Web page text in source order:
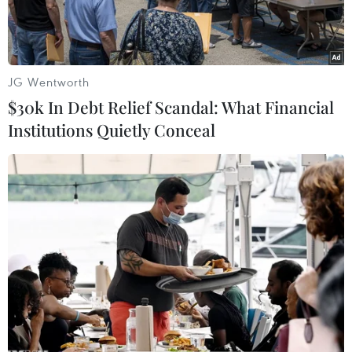
Bị cáo Hoa tại phiên tòa. (Ảnh: Đậu Tất Thành/TTXVN)
Ngày 16/4, Tòa án nhân dân tỉnh Bình Phước
mở phiên tòa xét xử sơ thẩm và tuyên phạt Bùi
Thị Hoa (36 tuổi, ngụ xã Đồng Tâm, huyện Đồng
Phú, tỉnh Bình Phước) 14 năm tù giam về tội
giết người; buộc bị cáo phải bồi thường cho gia
JG Wentworth
$30k In Debt Relief Scandal: What Financial
Institutions Quietly Conceal